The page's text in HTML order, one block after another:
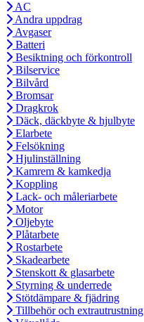
AC
Andra uppdrag
Avgaser
Batteri
Besiktning och förkontroll
Bilservice
Bilvård
Bromsar
Dragkrok
Däck, däckbyte & hjulbyte
Elarbete
Felsökning
Hjulinställning
Kamrem & kamkedja
Koppling
Lack- och måleriarbete
Motor
Oljebyte
Plåtarbete
Rostarbete
Skadearbete
Stenskott & glasarbete
Styrning & underrede
Stötdämpare & fjädring
Tillbehör och extrautrustning